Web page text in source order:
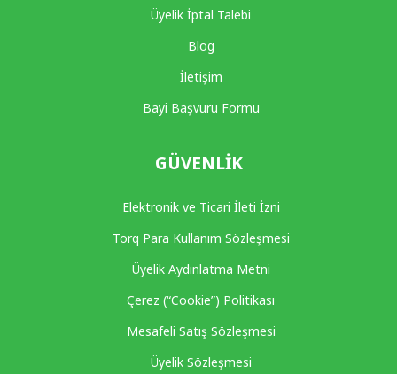
Üyelik İptal Talebi
Blog
İletişim
Bayi Başvuru Formu
GÜVENLIK
Elektronik ve Ticari İleti İzni
Torq Para Kullanım Sözleşmesi
Üyelik Aydınlatma Metni
Çerez (“Cookie”) Politikası
Mesafeli Satış Sözleşmesi
Üyelik Sözleşmesi